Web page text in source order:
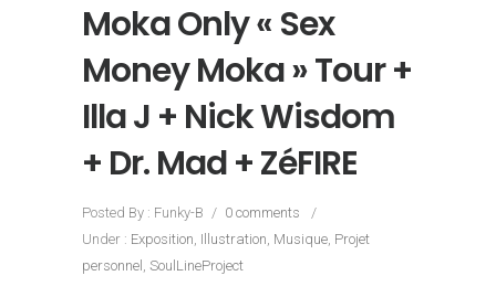
Moka Only « Sex
Money Moka » Tour +
Illa J + Nick Wisdom
+ Dr. Mad + ZéFIRE
Posted By : Funky-B / 0 comments
/
Under : Exposition, Illustration, Musique, Projet
personnel , SoulLineProject